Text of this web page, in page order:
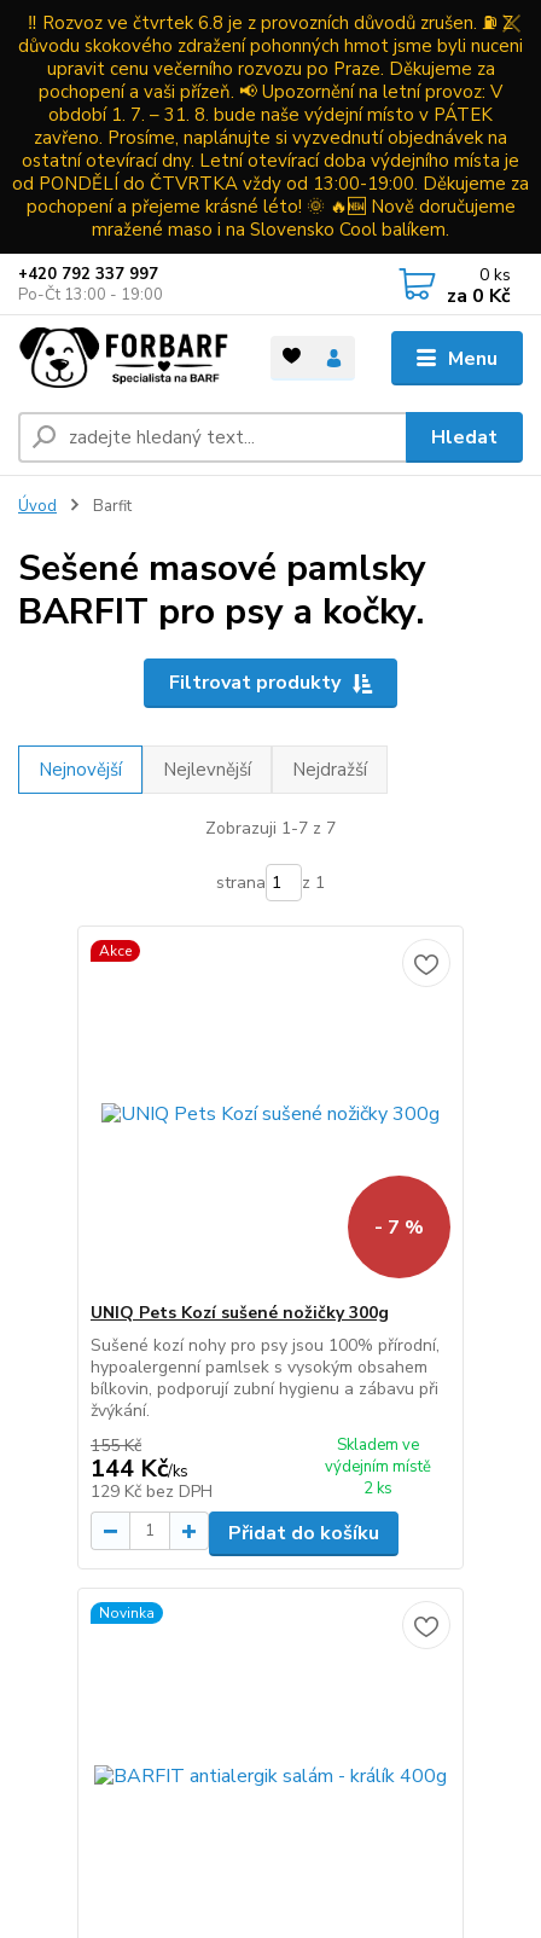
‼️ Rozvoz ve čtvrtek 6.8 je z provozních důvodů zrušen. ⛽ Z
důvodu skokového zdražení pohonných hmot jsme byli nuceni
upravit cenu večerního rozvozu po Praze. Děkujeme za
pochopení a vaši přízeň. 📢 Upozornění na letní provoz: V
období 1. 7. – 31. 8. bude naše výdejní místo v PÁTEK
zavřeno. Prosíme, naplánujte si vyzvednutí objednávek na
ostatní otevírací dny. Letní otevírací doba výdejního místa je
od PONDĚLÍ do ČTVRTKA vždy od 13:00-19:00. Děkujeme za
pochopení a přejeme krásné léto! 🌞 🔥🆕 Nově doručujeme
mražené maso i na Slovensko Cool balíkem.
Menu
Hledat
+420 792 337 997
Po-Čt 13:00 - 19:00
0 ks
za 0 Kč
Úvod Barfit
Sešené masové pamlsky
BARFIT pro psy a kočky.
Filtrovat produkty
Nejnovější Nejlevnější Nejdražší
Zobrazuji 1-7 z 7
strana z 1
Akce
- 7 %
UNIQ Pets Kozí sušené nožičky 300g
Sušené kozí nohy pro psy jsou 100% přírodní,
hypoalergenní pamlsek s vysokým obsahem
bílkovin, podporují zubní hygienu a zábavu při
žvýkání.
155 Kč
144 Kč/ks
129 Kč bez DPH
Skladem ve
výdejním místě
2 ks
Přidat do košíku
Novinka